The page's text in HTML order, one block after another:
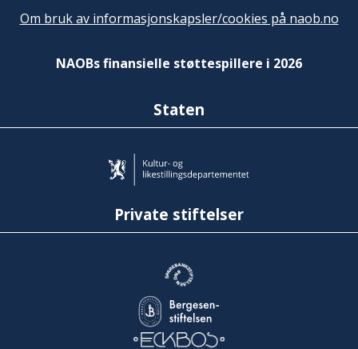
Om bruk av informasjonskapsler/cookies på naob.no
NAOBs finansielle støttespillere i 2026
Staten
Private stiftelser